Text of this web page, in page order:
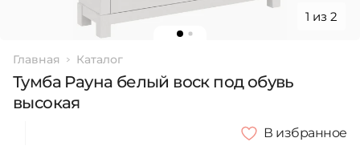
1 из 2
Главная Каталог
Тумба Рауна белый воск под обувь
высокая
В избранное